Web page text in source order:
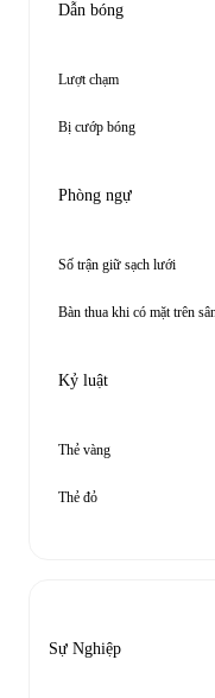
Dẫn bóng
Lượt chạm
Bị cướp bóng
Phòng ngự
Số trận giữ sạch lưới
Bàn thua khi có mặt trên
Kỷ luật
Thẻ vàng
Thẻ đỏ
Sự Nghiệp